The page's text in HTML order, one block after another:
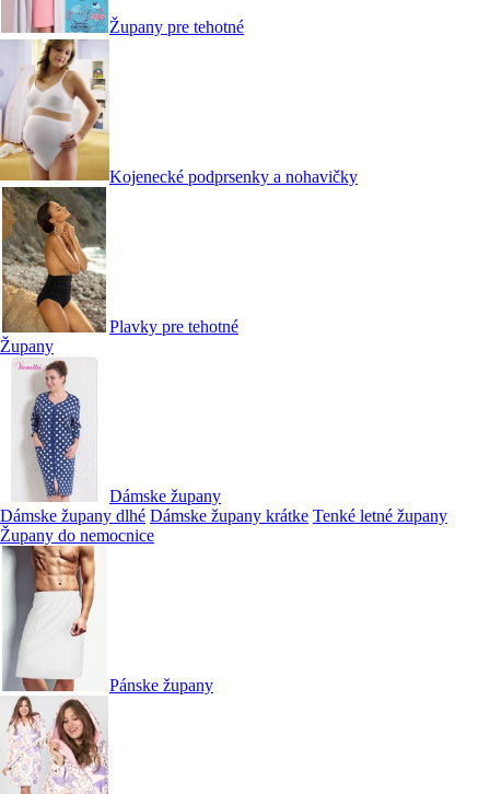
Župany pre tehotné
Kojenecké podprsenky a nohavičky
Plavky pre tehotné
Župany
Dámske župany
Dámske župany dlhé Dámske župany krátke Tenké letné župany
Župany do nemocnice
Pánske župany